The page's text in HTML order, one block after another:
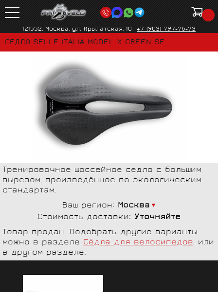
121552, Москва, ул. Крылатская, 10 +7 (903) 797-76-73
СЕДЛО SELLE ITALIA MODEL X GREEN SF
Тренировочное шоссейное седло с большим
вырезом, произведённое по экологическим
стандартам.
Ваш регион: Москва
Стоимость доставки: Уточняйте
Товар продан. Подобрать другие варианты
можно в разделе Сёдла для велосипедов, или
в другом разделе.